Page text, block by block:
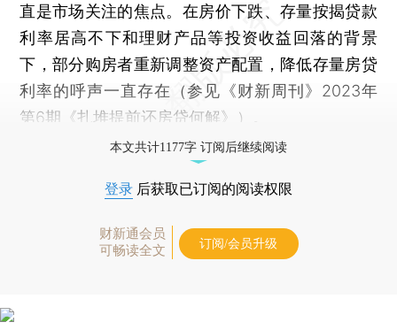
直是市场关注的焦点。在房价下跌、存量按揭贷款
利率居高不下和理财产品等投资收益回落的背景
下，部分购房者重新调整资产配置，降低存量房贷
利率的呼声一直存在（参见《财新周刊》2023年
第6期《扎堆提前还房贷何解》）。
本文共计1177字 订阅后继续阅读
登录 后获取已订阅的阅读权限
财新通会员
可畅读全文
订阅/会员升级